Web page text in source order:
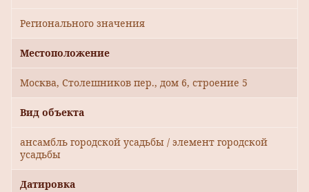
Регионального значения
Местоположение
Москва, Столешников пер., дом 6, строение 5
Вид объекта
ансамбль городской усадьбы / элемент городской
усадьбы
Датировка